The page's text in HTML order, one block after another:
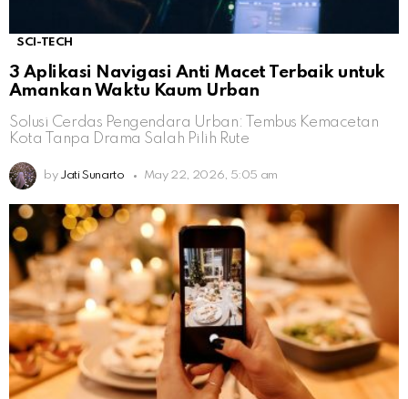
SCI-TECH
3 Aplikasi Navigasi Anti Macet Terbaik untuk
Amankan Waktu Kaum Urban
Solusi Cerdas Pengendara Urban: Tembus Kemacetan
Kota Tanpa Drama Salah Pilih Rute
by Jati Sunarto May 22, 2026, 5:05 am